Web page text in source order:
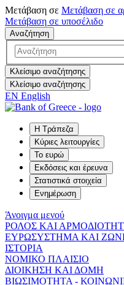
Μετάβαση σε Μετάβαση σε
Μετάβαση σε υποσέλιδο
Αναζήτηση
Κλείσιμο αναζήτησης
Κλείσιμο αναζήτησης
EN English
Η Τράπεζα
Κύριες λειτουργίες
Το ευρώ
Εκδόσεις και έρευνα
Στατιστικά στοιχεία
Ενημέρωση
Άνοιγμα μενού
ΡΟΛΟΣ ΚΑΙ
ΕΥΡΩΣΥΣΤΗΜΑ ΚΑΙ
ΙΣΤΟΡΙΑ
ΝΟΜΙΚΟ ΠΛΑΙΣΙΟ
ΔΙΟΙΚΗΣΗ ΚΑΙ ΔΟΜΗ
ΒΙΩΣΙΜΟΤΗΤΑ -